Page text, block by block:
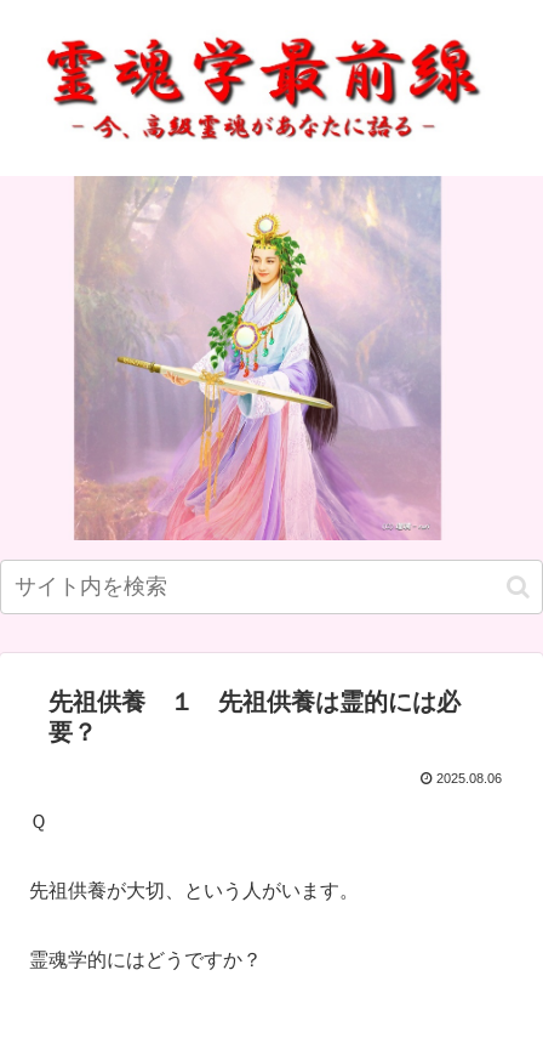
先祖供養 １ 先祖供養は霊的には必
要？
2025.08.06
Ｑ
先祖供養が大切、という人がいます。
霊魂学的にはどうですか？